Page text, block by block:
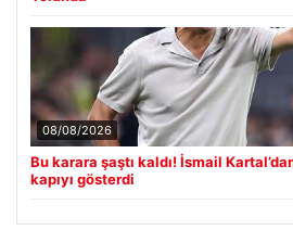
08/08/2026
Bu karara şaştı kaldı! İsmail
kapıyı gösterdi